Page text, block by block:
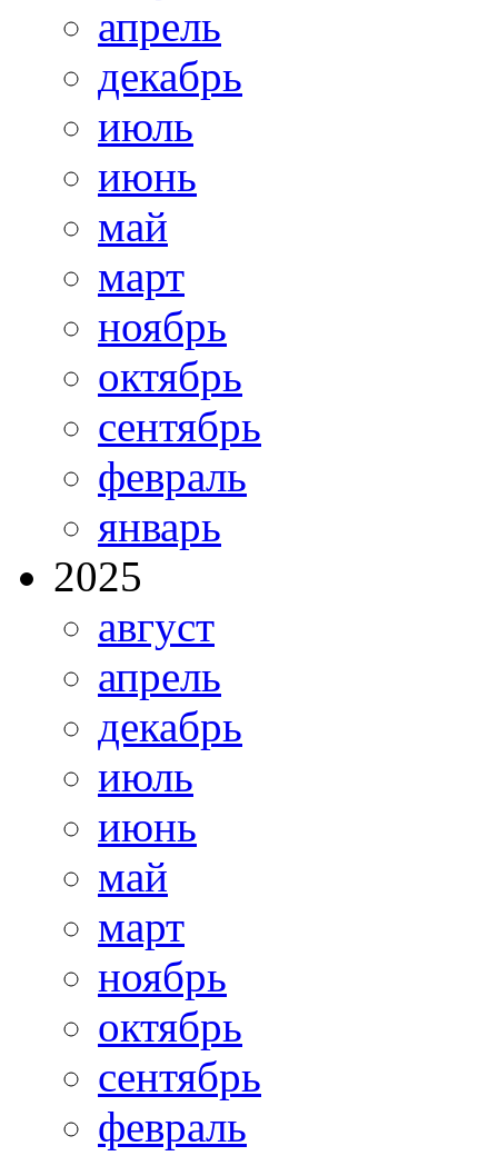
апрель
декабрь
июль
июнь
май
март
ноябрь
октябрь
сентябрь
февраль
январь
2025
август
апрель
декабрь
июль
июнь
май
март
ноябрь
октябрь
сентябрь
февраль